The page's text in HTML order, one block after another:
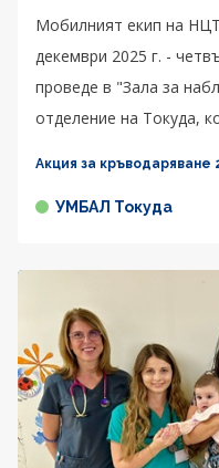
Мобилният екип на
декември 2025 г. -
проведе в "Зала за
отделение на Токуда,
Акция за кръводаряване
УМБАЛ Токуда